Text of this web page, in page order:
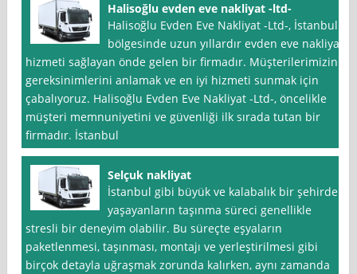
Halisoğlu evden eve nakliyat -ltd-
Halisoğlu Evden Eve Nakliyat -Ltd-, İstanbul
bölgesinde uzun yıllardır evden eve nakliyat
hizmeti sağlayan önde gelen bir firmadır. Müşterilerimizin
gereksinimlerini anlamak ve en iyi hizmeti sunmak için
çabalıyoruz. Halisoğlu Evden Eve Nakliyat -Ltd-, öncelikle
müşteri memnuniyetini ve güvenliği ilk sırada tutan bir
firmadır. İstanbul
Selçuk nakliyat
İstanbul gibi büyük ve kalabalık bir şehirde
yaşayanların taşınma süreci genellikle
stresli bir deneyim olabilir. Bu süreçte eşyaların
paketlenmesi, taşınması, montajı ve yerleştirilmesi gibi
birçok detayla uğraşmak zorunda kalırken, aynı zamanda